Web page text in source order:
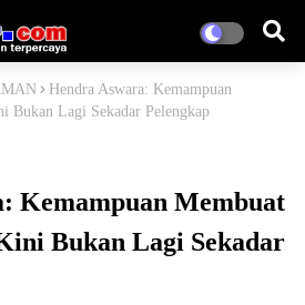
Hendra Aswara: Kemampuan
Bukan Lagi Sekadar Pelengkap
Kemampuan Membuat
Bukan Lagi Sekadar